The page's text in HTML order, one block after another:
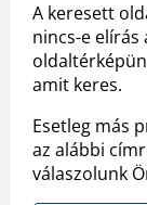
A keresett
nincs-e elírás
amit keres.
Esetleg más
az alábbi
válaszolunk